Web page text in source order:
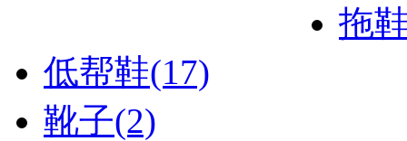
拖
低帮鞋(17)
靴子(2)